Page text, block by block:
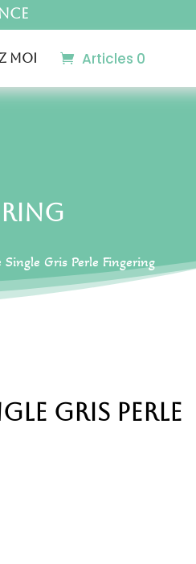
moi Articles 0
Gris Perle Fingering
Gris Perle